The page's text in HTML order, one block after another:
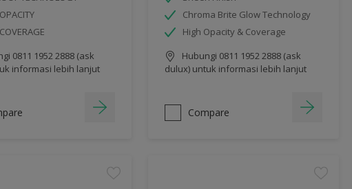
0811 1952 2888 (ask
informasi lebih lanjut
Chroma Brite Glow Technology
High Opacity & Coverage
Hubungi 0811 1952 2888 (ask
dulux) untuk informasi lebih lanjut
Compare